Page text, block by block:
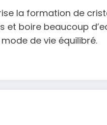
la formation de
et boire beaucoup
de vie équilibré.